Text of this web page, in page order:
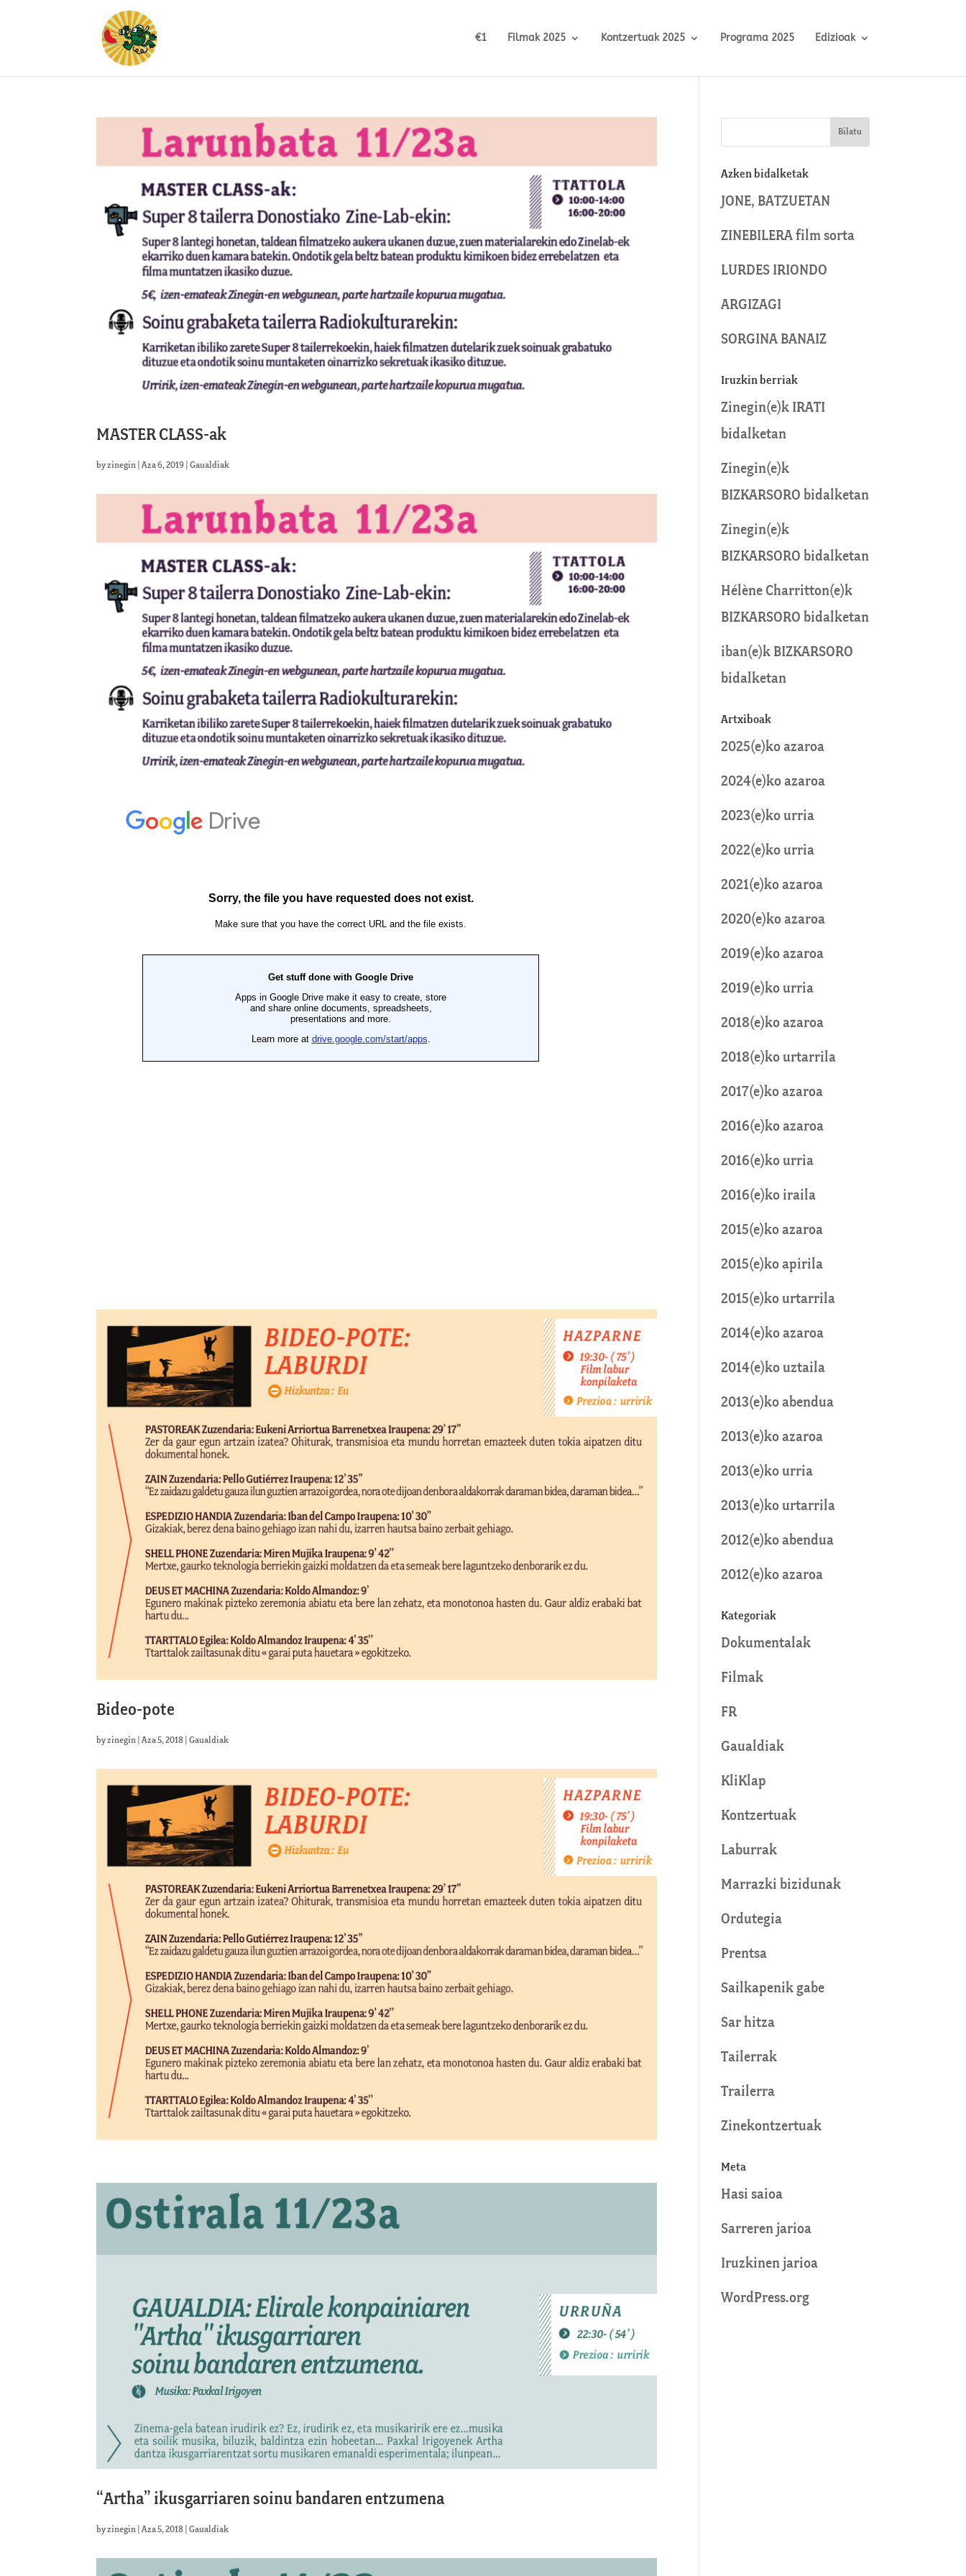
€1 Filmak 2025 Kontzertuak 2025 Programa 2025 Edizioak
MASTER CLASS-ak
byzinegin |Aza 6, 2019 |Gaualdiak
Bideo-pote
byzinegin |Aza 5, 2018 |Gaualdiak
“Artha” ikusgarriaren soinu bandaren entzumena
byzinegin |Aza 5, 2018 |Gaualdiak
Azken bidalketak
JONE, BATZUETAN
ZINEBILERA film sorta
LURDES IRIONDO
ARGIZAGI
SORGINA BANAIZ
Iruzkin berriak
Zinegin(e)k IRATI
bidalketan
Zinegin(e)k
BIZKARSORO bidalketan
Zinegin(e)k
BIZKARSORO bidalketan
Hélène Charritton(e)k
BIZKARSORO bidalketan
iban(e)k BIZKARSORO
bidalketan
Artxiboak
2025(e)ko azaroa
2024(e)ko azaroa
2023(e)ko urria
2022(e)ko urria
2021(e)ko azaroa
2020(e)ko azaroa
2019(e)ko azaroa
2019(e)ko urria
2018(e)ko azaroa
2018(e)ko urtarrila
2017(e)ko azaroa
2016(e)ko azaroa
2016(e)ko urria
2016(e)ko iraila
2015(e)ko azaroa
2015(e)ko apirila
2015(e)ko urtarrila
2014(e)ko azaroa
2014(e)ko uztaila
2013(e)ko abendua
2013(e)ko azaroa
2013(e)ko urria
2013(e)ko urtarrila
2012(e)ko abendua
2012(e)ko azaroa
Kategoriak
Dokumentalak
Filmak
FR
Gaualdiak
KliKlap
Kontzertuak
Laburrak
Marrazki bizidunak
Ordutegia
Prentsa
Sailkapenik gabe
Sar hitza
Tailerrak
Trailerra
Zinekontzertuak
Meta
Hasi saioa
Sarreren jarioa
Iruzkinen jarioa
WordPress.org